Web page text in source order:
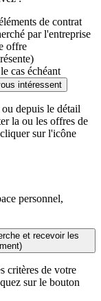
de contrat
par l'entreprise
offre
cas échéant
intéressent
depuis le détail
la ou les offres de
sur l'icône
personnel,
et recevoir les
critères de votre
sur le bouton